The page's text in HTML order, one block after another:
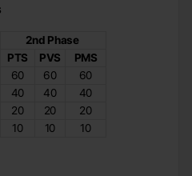
2nd Phase
PTS PVS
PMS
60 60
60
40 40
40
20 20
20
10 10 10